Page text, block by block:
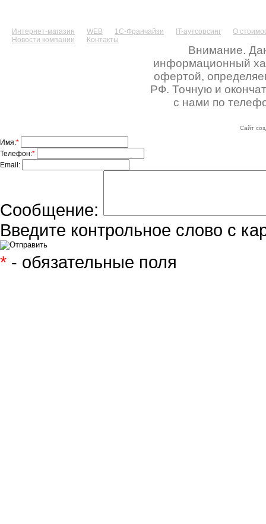
Интернет-магазин WEB 1С-Франчайзи IT-аутсорсинг
О
Новости компании
Контакты
Внимание.
информационный
офертой,
РФ. Точную и
с нами по
Сайт
Имя:*
Телефон:*
Email:
Сообщение:
Введите контрольное слово с
* - обязательные поля